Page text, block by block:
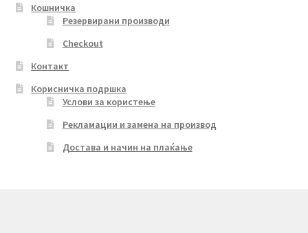
Кошничка
Резервирани производи
Checkout
Контакт
Корисничка подршка
Услови за користење
Рекламации и замена на производ
Достава и начин на плаќање